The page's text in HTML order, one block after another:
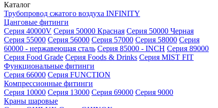
Каталог
Трубопровод сжатого воздуха INFINITY
Цанговые фитинги
Серия 40000V Серия 50000 Красная Серия 50000 Черная
Серия 55000 Серия 56000 Серия 57000 Серия 58000 Серия
60000 - нержавеющая сталь Серия 85000 - INCH Серия 89000
Серия Food Grade Серия Foods & Drinks Серия MIST FIT
Функциональные фитинги
Серия 66000 Серия FUNCTION
Компрессионные фитинги
Серия 10000 Серия 13000 Серия 69000 Серия 9000
Краны шаровые